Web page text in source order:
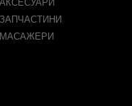
АКСЕСУАРИ
ЗАПЧАСТИНИ
МАСАЖЕРИ